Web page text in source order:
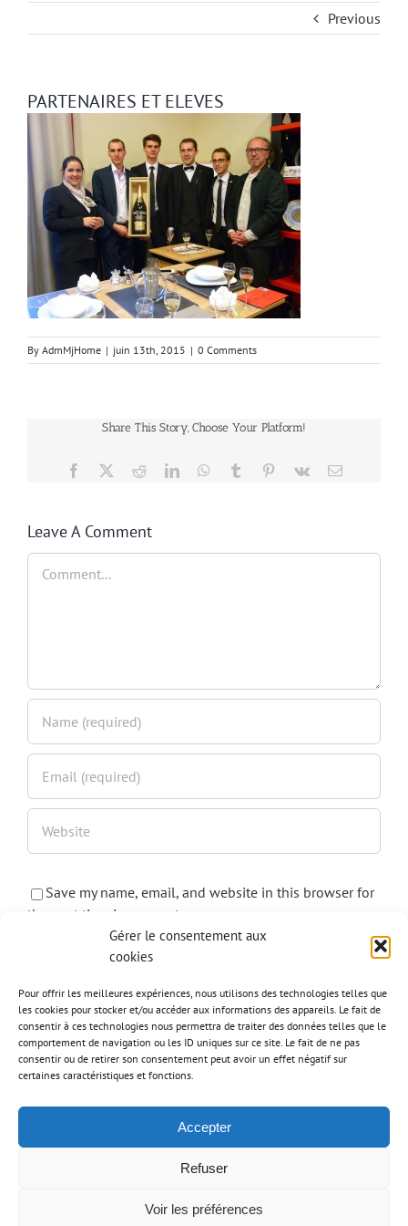
Gérer le consentement aux
cookies
Pour offrir les meilleures expériences, nous utilisons des technologies telles que
les cookies pour stocker et/ou accéder aux informations des appareils. Le fait de
consentir à ces technologies nous permettra de traiter des données telles que le
comportement de navigation ou les ID uniques sur ce site. Le fait de ne pas
consentir ou de retirer son consentement peut avoir un effet négatif sur
certaines caractéristiques et fonctions.
Accepter
Refuser
Voir les préférences
Previous
PARTENAIRES ET ELEVES
By AdmMjHome | juin 13th, 2015 | 0 Comments
Share This Story, Choose Your Platform!
Facebook
TwitterRedditLinkedInWhatsApp
Tumblr Pinterest
Vk Email
Leave A Comment
Save my name, email, and website in this browser for
the next time I comment.
© MJ Home 2020 | Conception :Adigone - Création de site internet à Lyon